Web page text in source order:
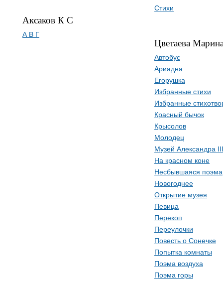
Аксаков К С
А В Г
Стихи
Цветаева
Автобус
Ариадна
Егорушка
Избранные стихи
Избранные
Красный бычок
Крысолов
Молодец
Музей Александра III
На красном коне
Несбывшаяся поэма
Новогоднее
Открытие музея
Певица
Перекоп
Переулочки
Повесть о Сонечке
Попытка комнаты
Поэма воздуха
Поэма горы